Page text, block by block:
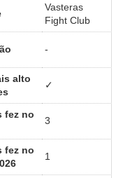
Vasteras
Fight Club
-
alto
✓
fez no
3
fez no
1